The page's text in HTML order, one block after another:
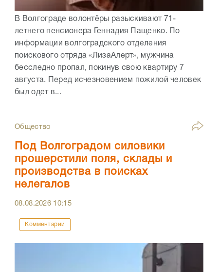
В Волгограде волонтёры разыскивают 71-
летнего пенсионера Геннадия Пащенко. По
информации волгоградского отделения
поискового отряда «ЛизаАлерт», мужчина
бесследно пропал, покинув свою квартиру 7
августа. Перед исчезновением пожилой человек
был одет в...
Общество
Под Волгоградом силовики
прошерстили поля, склады и
производства в поисках
нелегалов
08.08.2026 10:15
Комментарии